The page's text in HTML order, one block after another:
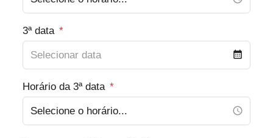
3ª data *
Horário da 3ª data *